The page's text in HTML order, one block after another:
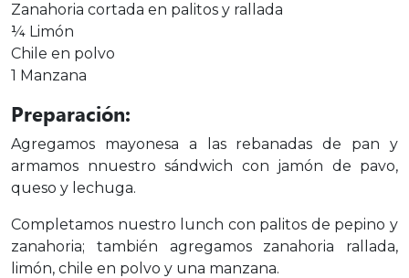
Zanahoria cortada en palitos y rallada
¼ Limón
Chile en polvo
1 Manzana
Preparación:
Agregamos mayonesa a las rebanadas de pan y
armamos nnuestro sándwich con jamón de pavo,
queso y lechuga.
Completamos nuestro lunch con palitos de pepino y
zanahoria; también agregamos zanahoria rallada,
limón, chile en polvo y una manzana.